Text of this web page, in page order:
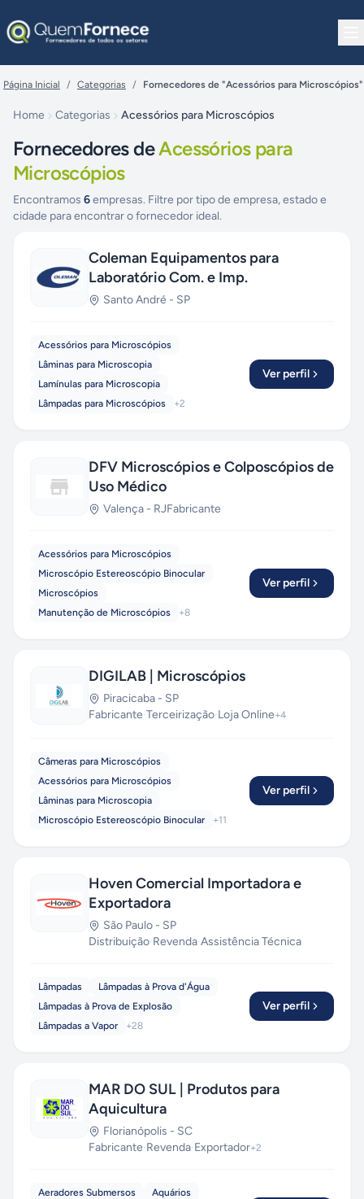
Página Inicial / Categorias / Fornecedores de "Acessórios para Microscópios"
Home Categorias Acessórios para Microscópios
Fornecedores deAcessórios para
Microscópios
Encontramos 6empresas. Filtre por tipo de empresa, estado e
cidade para encontrar o fornecedor ideal.
Coleman Equipamentos para
Laboratório Com. e Imp.
Santo André - SP
Acessórios para Microscópios
Lâminas para Microscopia
Lamínulas para Microscopia
Lâmpadas para Microscópios
+2
Ver perfil
DFV Microscópios e Colposcópios de
Uso Médico
Valença - RJFabricante
Acessórios para Microscópios
Microscópio Estereoscópio Binocular
Microscópios
Manutenção de Microscópios
+8
Ver perfil
DIGILAB | Microscópios
Piracicaba - SP
Fabricante·Terceirização·Loja Online+4
Câmeras para Microscópios
Acessórios para Microscópios
Lâminas para Microscopia
Microscópio Estereoscópio Binocular
+11
Ver perfil
Hoven Comercial Importadora e
Exportadora
São Paulo - SP
Distribuição·Revenda·Assistência Técnica
Lâmpadas
Lâmpadas à Prova d'Água
Lâmpadas à Prova de Explosão
Lâmpadas a Vapor
+28
Ver perfil
MAR DO SUL | Produtos para
Aquicultura
Florianópolis - SC
Fabricante·Revenda·Exportador+2
Aeradores Submersos
Aquários